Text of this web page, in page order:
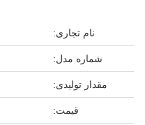
نام تجاری:
شماره مدل:
مقدار تولیدی:
قیمت: